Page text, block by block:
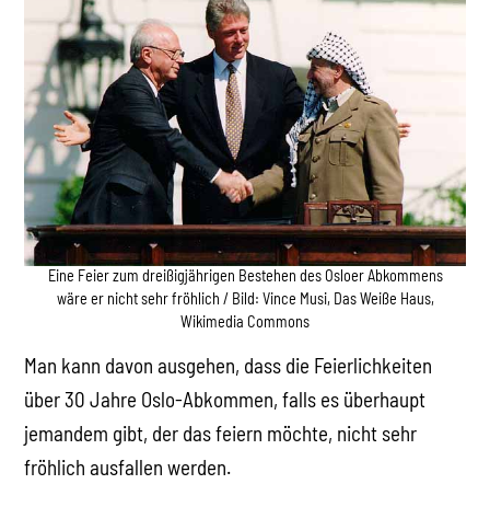
Eine Feier zum dreißigjährigen Bestehen des Osloer Abkommens
wäre er nicht sehr fröhlich / Bild: Vince Musi, Das Weiße Haus,
Wikimedia Commons
Man kann davon ausgehen, dass die Feierlichkeiten
über 30 Jahre Oslo-Abkommen, falls es überhaupt
jemandem gibt, der das feiern möchte, nicht sehr
fröhlich ausfallen werden.